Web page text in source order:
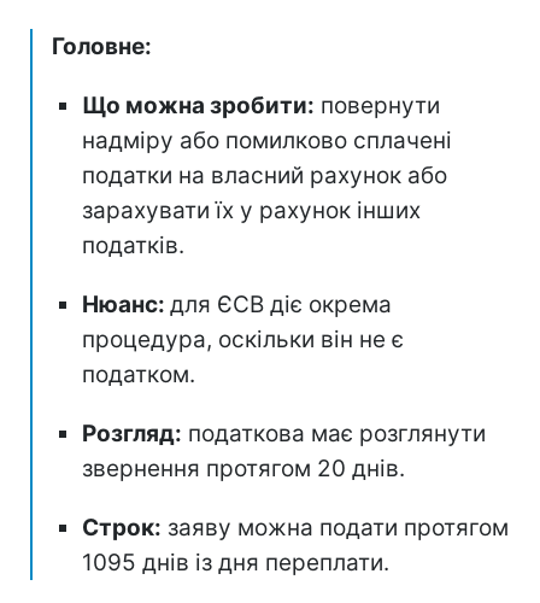
Головне:
Що можна зробити: повернути
надміру або помилково сплачені
податки на власний рахунок або
зарахувати їх у рахунок інших
податків.
Нюанс: для ЄСВ діє окрема
процедура, оскільки він не є
податком.
Розгляд: податкова має розглянути
звернення протягом 20 днів.
Строк: заяву можна подати протягом
1095 днів із дня переплати.